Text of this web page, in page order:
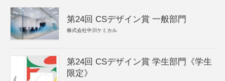
第24回 CSデザイン賞 一般部門
株式会社中川ケミカル
第24回 CSデザイン賞 学生部門《学生
限定》